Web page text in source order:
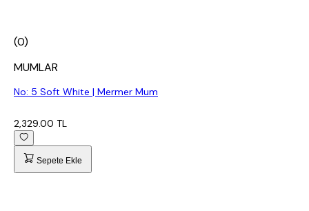
(0)
MUMLAR
No: 5 Soft White | Mermer Mum
2,329.00 TL
Sepete Ekle